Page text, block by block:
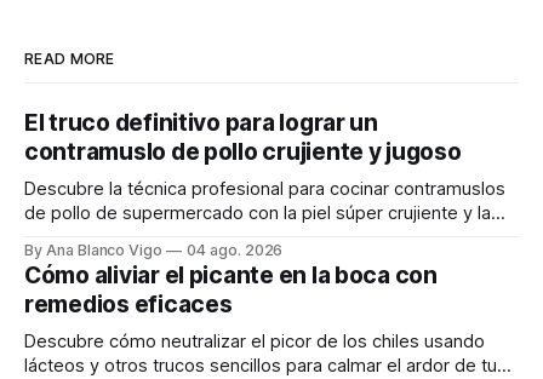
READ MORE
El truco definitivo para lograr un
contramuslo de pollo crujiente y jugoso
Descubre la técnica profesional para cocinar contramuslos
de pollo de supermercado con la piel súper crujiente y la
By Ana Blanco Vigo 04 ago. 2026
Cómo aliviar el picante en la boca con
remedios eficaces
Descubre cómo neutralizar el picor de los chiles usando
lácteos y otros trucos sencillos para calmar el ardor de tu